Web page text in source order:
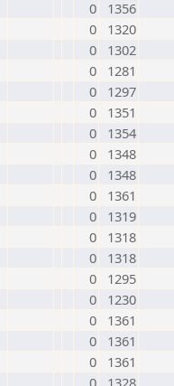
0
1356
0
1320
0
1302
0
1281
0
1297
0
1351
0
1354
0
1348
0
1348
0
1361
0
1319
0
1318
0
1318
0
1295
0
1230
0
1361
0
1361
0
1361
0
1328